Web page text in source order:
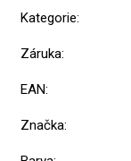
Kategorie:
Záruka:
EAN:
Značka: